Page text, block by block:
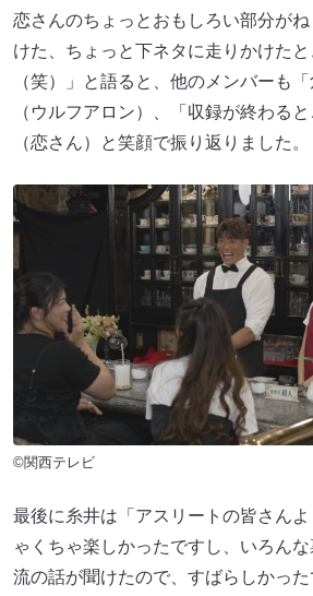
恋さんのちょっとおもしろい部分が
けた、ちょっと下ネタに走りかけた
（笑）」と語ると、他のメンバーも「
（ウルフアロン）、「収録が終わる
（恋さん）と笑顔で振り返りました。
©関西テレビ
最後に糸井は「アスリートの皆さん
ゃくちゃ楽しかったですし、いろん
流の話が聞けたので、すばらしかっ